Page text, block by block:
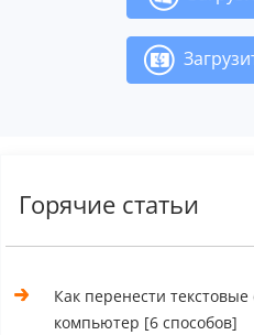
Горячие статьи
Как перенести
компьютер [6 способов]